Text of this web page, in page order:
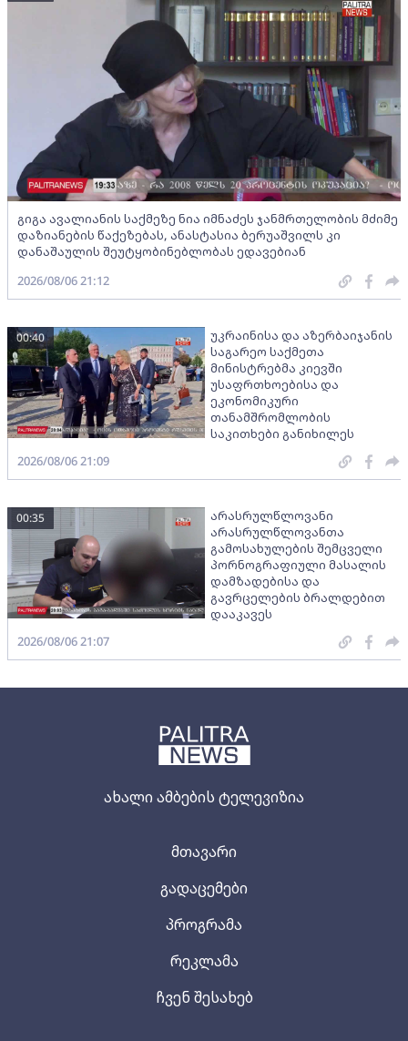
ახალი ამბების ტელევიზია
მთავარი
გადაცემები
პროგრამა
რეკლამა
ჩვენ შესახებ
გიგა ავალიანის საქმეზე ნია იმნაძეს ჯანმრთელობის მძიმე
დაზიანების წაქეზებას, ანასტასია ბერუაშვილს კი
დანაშაულის შეუტყობინებლობას ედავებიან
2026/08/06 21:12
უკრაინისა და აზერბაიჯანის
საგარეო საქმეთა
მინისტრებმა კიევში
უსაფრთხოებისა და
ეკონომიკური
თანამშრომლობის
საკითხები განიხილეს
00:40
2026/08/06 21:09
არასრულწლოვანი
არასრულწლოვანთა
გამოსახულების შემცველი
პორნოგრაფიული მასალის
დამზადებისა და
გავრცელების ბრალდებით
დააკავეს
00:35
2026/08/06 21:07